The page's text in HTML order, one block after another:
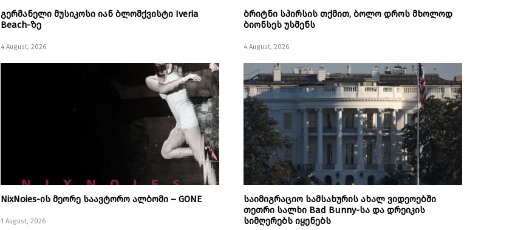
გერმანელი მუსიკოსი იან ბლომქვისტი Iveria
Beach-ზე
4 August, 2026
ბრიტნი სპირსის თქმით, ბოლო დროს მხოლოდ
ბიონსეს უსმენს
4 August, 2026
NixNoies-ის მეორე საავტორო ალბომი – GONE
1 August, 2026
საიმიგრაციო სამსახურის ახალ ვიდეოებში
თეთრი სალხი Bad Bunny-სა და დრეიკის
სიმღერებს იყენებს